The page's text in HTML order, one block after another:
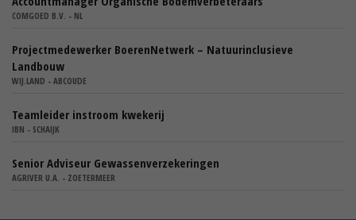
COMGOED B.V. - NL
Projectmedewerker BoerenNetwerk – Natuurinclusieve
Landbouw
WIJ.LAND - ABCOUDE
Teamleider instroom kwekerij
IBN - SCHAIJK
Senior Adviseur Gewassenverzekeringen
AGRIVER U.A. - ZOETERMEER